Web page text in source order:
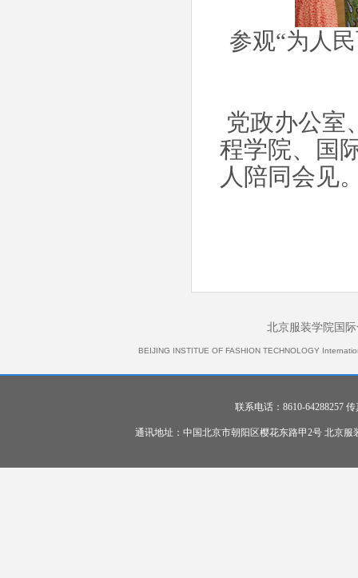
参观“为人
党政办公室
程学院、国
人陪同会见
北京服装学院国
BEIJING INSTITUE OF FASHION TECHNOLOGY
联系电话：8610-64288257
通讯地址：中国北京市朝阳区樱花东路甲2号 北京服